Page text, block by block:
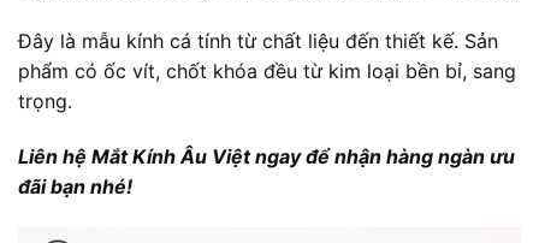
Đây là mẫu kính cá tính từ chất liệu đến thiết kế. Sản
phẩm có ốc vít, chốt khóa đều từ kim loại bền bỉ, sang
trọng.
Liên hệ Mắt Kính Âu Việt ngay để nhận hàng ngàn ưu
đãi bạn nhé!